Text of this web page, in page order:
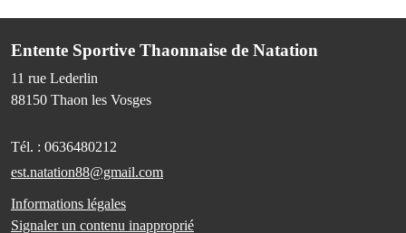
Entente Sportive Thaonnaise de Natation
11 rue Lederlin
88150 Thaon les Vosges
Tél. : 0636480212
est.natation88@gmail.com
Informations légales
Signaler un contenu inapproprié